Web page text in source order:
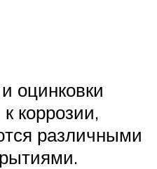
оцинковки
коррозии,
различными